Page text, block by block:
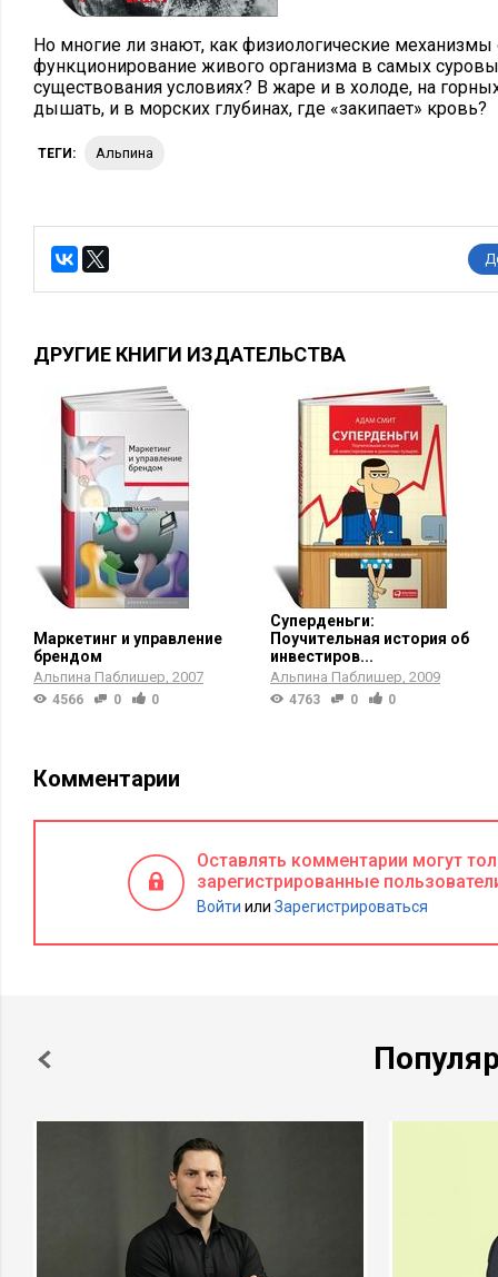
Но многие ли знают, как физиологические
функционирование живого организма в самых
существования условиях? В жаре и в холоде, на
дышать, и в морских глубинах, где «закипает» кровь?
ТЕГИ: Альпина
ДРУГИЕ КНИГИ ИЗДАТЕЛЬСТВА
Маркетинг и управление
брендом
Альпина Паблишер 2007
4566 0 0
Суперденьги:
Поучительная история об
инвестиров...
Альпина Паблишер 2009
4763 0 0
Комментарии
Оставлять комментарии могут
зарегистрированные
Войти или Зарегистрироваться